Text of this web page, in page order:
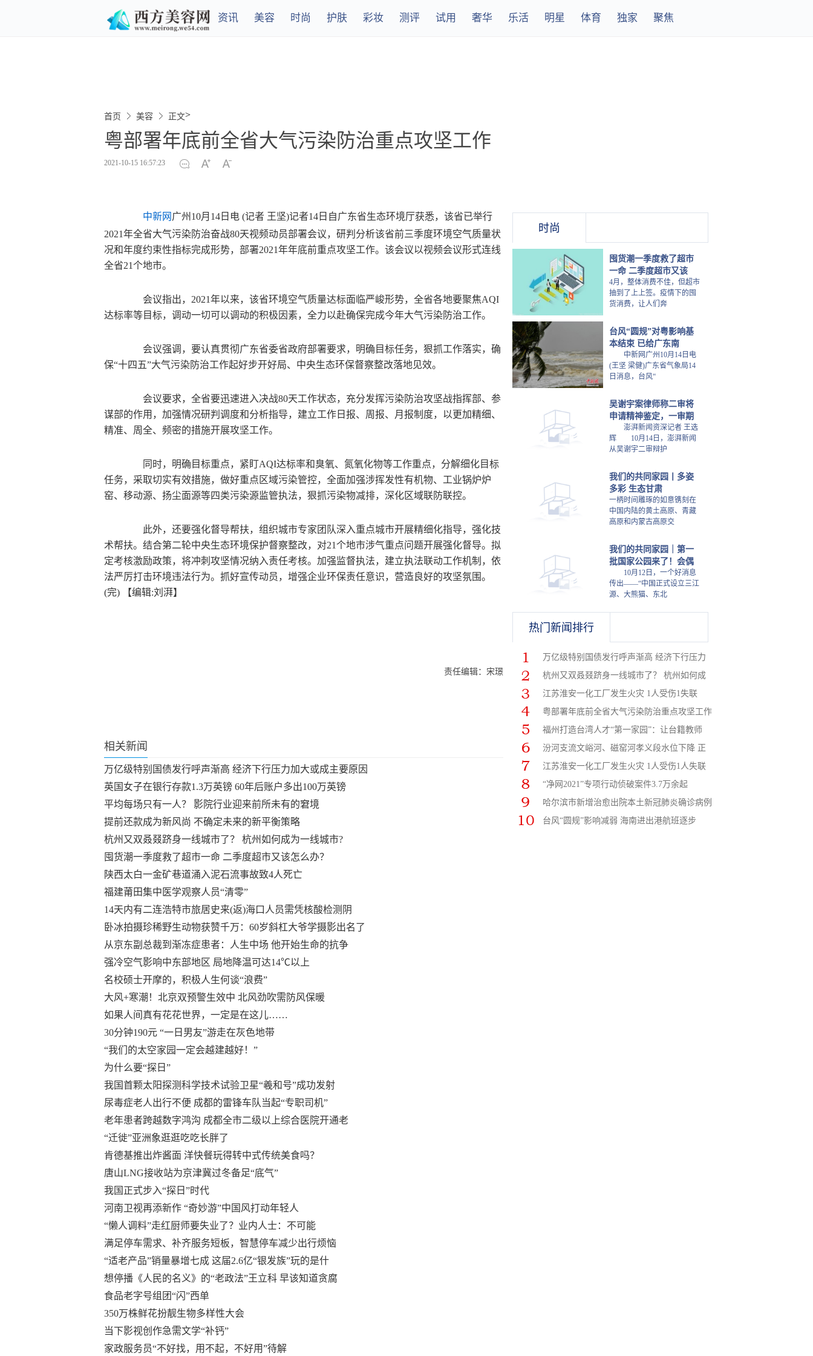
资讯 美容 时尚 护肤 彩妆 测评 试用 奢华 乐活 明星 体育 独家 聚焦
首页 美容 >
正文
粤部署年底前全省大气污染防治重点攻坚工作
2021-10-15 16:57:23
中新网 广州10月14日电 (记者 王坚)记者14日自广东省生态环境厅获悉，该省已举行
2021年全省大气污染防治奋战80天视频动员部署会议，研判分析该省前三季度环境空气质量状
况和年度约束性指标完成形势，部署2021年年底前重点攻坚工作。该会议以视频会议形式连线
全省21个地市。
会议指出，2021年以来，该省环境空气质量达标面临严峻形势，全省各地要聚焦AQI
达标率等目标，调动一切可以调动的积极因素，全力以赴确保完成今年大气污染防治工作。
会议强调，要认真贯彻广东省委省政府部署要求，明确目标任务，狠抓工作落实，确
保“十四五”大气污染防治工作起好步开好局、中央生态环保督察整改落地见效。
会议要求，全省要迅速进入决战80天工作状态，充分发挥污染防治攻坚战指挥部、参
谋部的作用，加强情况研判调度和分析指导，建立工作日报、周报、月报制度，以更加精细、
精准、周全、频密的措施开展攻坚工作。
同时，明确目标重点，紧盯AQI达标率和臭氧、氮氧化物等工作重点，分解细化目标
任务，采取切实有效措施，做好重点区域污染管控，全面加强涉挥发性有机物、工业锅炉炉
窑、移动源、扬尘面源等四类污染源监管执法，狠抓污染物减排，深化区域联防联控。
此外，还要强化督导帮扶，组织城市专家团队深入重点城市开展精细化指导，强化技
术帮扶。结合第二轮中央生态环境保护督察整改，对21个地市涉气重点问题开展强化督导。拟
定考核激励政策，将冲刺攻坚情况纳入责任考核。加强监督执法，建立执法联动工作机制，依
法严厉打击环境违法行为。抓好宣传动员，增强企业环保责任意识，营造良好的攻坚氛围。
(完)
【编辑:刘湃】
责任编辑：宋璟
相关新闻
万亿级特别国债发行呼声渐高 经济下行压力加大或成主要原因
英国女子在银行存款1.3万英镑 60年后账户多出100万英镑
平均每场只有一人？ 影院行业迎来前所未有的窘境
提前还款成为新风尚 不确定未来的新平衡策略
杭州又双叒叕跻身一线城市了？ 杭州如何成为一线城市?
囤货潮一季度救了超市一命 二季度超市又该怎么办？
陕西太白一金矿巷道涌入泥石流事故致4人死亡
福建莆田集中医学观察人员“清零”
14天内有二连浩特市旅居史来(返)海口人员需凭核酸检测阴
卧冰拍摄珍稀野生动物获赞千万：60岁斜杠大爷学摄影出名了
从京东副总裁到渐冻症患者：人生中场 他开始生命的抗争
强冷空气影响中东部地区 局地降温可达14℃以上
名校硕士开摩的，积极人生何谈“浪费”
大风+寒潮！北京双预警生效中 北风劲吹需防风保暖
如果人间真有花花世界，一定是在这儿……
30分钟190元 “一日男友”游走在灰色地带
“我们的太空家园一定会越建越好！”
为什么要“探日”
我国首颗太阳探测科学技术试验卫星“羲和号”成功发射
尿毒症老人出行不便 成都的雷锋车队当起“专职司机”
老年患者跨越数字鸿沟 成都全市二级以上综合医院开通老
“迁徙”亚洲象逛逛吃吃长胖了
肯德基推出炸酱面 洋快餐玩得转中式传统美食吗？
唐山LNG接收站为京津冀过冬备足“底气”
我国正式步入“探日”时代
河南卫视再添新作 “奇妙游”中国风打动年轻人
“懒人调料”走红厨师要失业了？业内人士：不可能
满足停车需求、补齐服务短板，智慧停车减少出行烦恼
“适老产品”销量暴增七成 这届2.6亿“银发族”玩的是什
想停播《人民的名义》的“老政法”王立科 早该知道贪腐
食品老字号组团“闪”西单
350万株鲜花扮靓生物多样性大会
当下影视创作急需文学“补钙”
家政服务员“不好找，用不起，不好用”待解
时尚
囤货潮一季度救了超市
一命 二季度超市又该
4月，整体消费不佳，但超市
抽到了上上签。疫情下的囤
货消费，让人们奔
台风“圆规”对粤影响基
本结束 已给广东南
中新网广州10月14日电
(王坚 梁健)广东省气象局14
日消息，台风“
吴谢宇案律师称二审将
申请精神鉴定，一审期
澎湃新闻资深记者 王选
辉 10月14日，澎湃新闻
从吴谢宇二审辩护
我们的共同家园丨多姿
多彩 生态甘肃
一柄时间雕琢的如意镌刻在
中国内陆的黄土高原、青藏
高原和内蒙古高原交
我们的共同家园｜第一
批国家公园来了！会偶
10月12日，一个好消息
传出——“中国正式设立三江
源、大熊猫、东北
热门新闻排行
万亿级特别国债发行呼声渐高 经济下行压力
杭州又双叒叕跻身一线城市了？ 杭州如何成
江苏淮安一化工厂发生火灾 1人受伤1失联
粤部署年底前全省大气污染防治重点攻坚工作
福州打造台湾人才“第一家园”：让台籍教师
汾河支流文峪河、磁窑河孝义段水位下降 正
江苏淮安一化工厂发生火灾 1人受伤1人失联
“净网2021”专项行动侦破案件3.7万余起
哈尔滨市新增治愈出院本土新冠肺炎确诊病例
台风“圆规”影响减弱 海南进出港航班逐步